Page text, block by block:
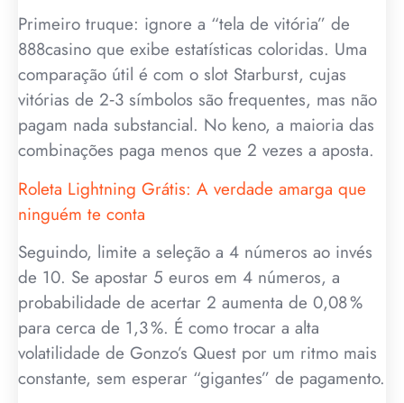
Primeiro truque: ignore a “tela de vitória” de
888casino que exibe estatísticas coloridas. Uma
comparação útil é com o slot Starburst, cujas
vitórias de 2‑3 símbolos são frequentes, mas não
pagam nada substancial. No keno, a maioria das
combinações paga menos que 2 vezes a aposta.
Roleta Lightning Grátis: A verdade amarga que
ninguém te conta
Seguindo, limite a seleção a 4 números ao invés
de 10. Se apostar 5 euros em 4 números, a
probabilidade de acertar 2 aumenta de 0,08 %
para cerca de 1,3 %. É como trocar a alta
volatilidade de Gonzo’s Quest por um ritmo mais
constante, sem esperar “gigantes” de pagamento.